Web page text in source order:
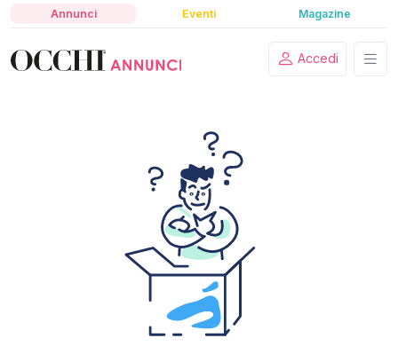
Annunci Eventi Magazine
Accedi